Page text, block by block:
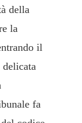
della
la
il
delicata
fa